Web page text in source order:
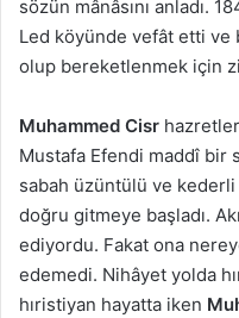
sözün mânâsını anladı.
Led köyünde vefât etti
olup bereketlenmek için
Muhammed Cisr
Mustafa Efendi maddî bir
sabah üzüntülü ve kederli
doğru gitmeye başladı.
ediyordu. Fakat ona
edemedi. Nihâyet yolda
hıristiyan hayatta iken